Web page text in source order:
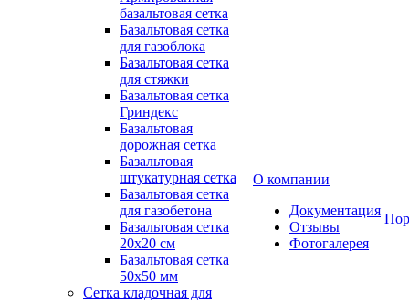
базальтовая сетка
Базальтовая сетка
для газоблока
Базальтовая сетка
для стяжки
Базальтовая сетка
Гриндекс
Базальтовая
дорожная сетка
Базальтовая
штукатурная сетка
Базальтовая сетка
для газобетона
Базальтовая сетка
20x20 см
Базальтовая сетка
50x50 мм
Сетка кладочная для
О компании
Документация
Отзывы
Фотогалерея